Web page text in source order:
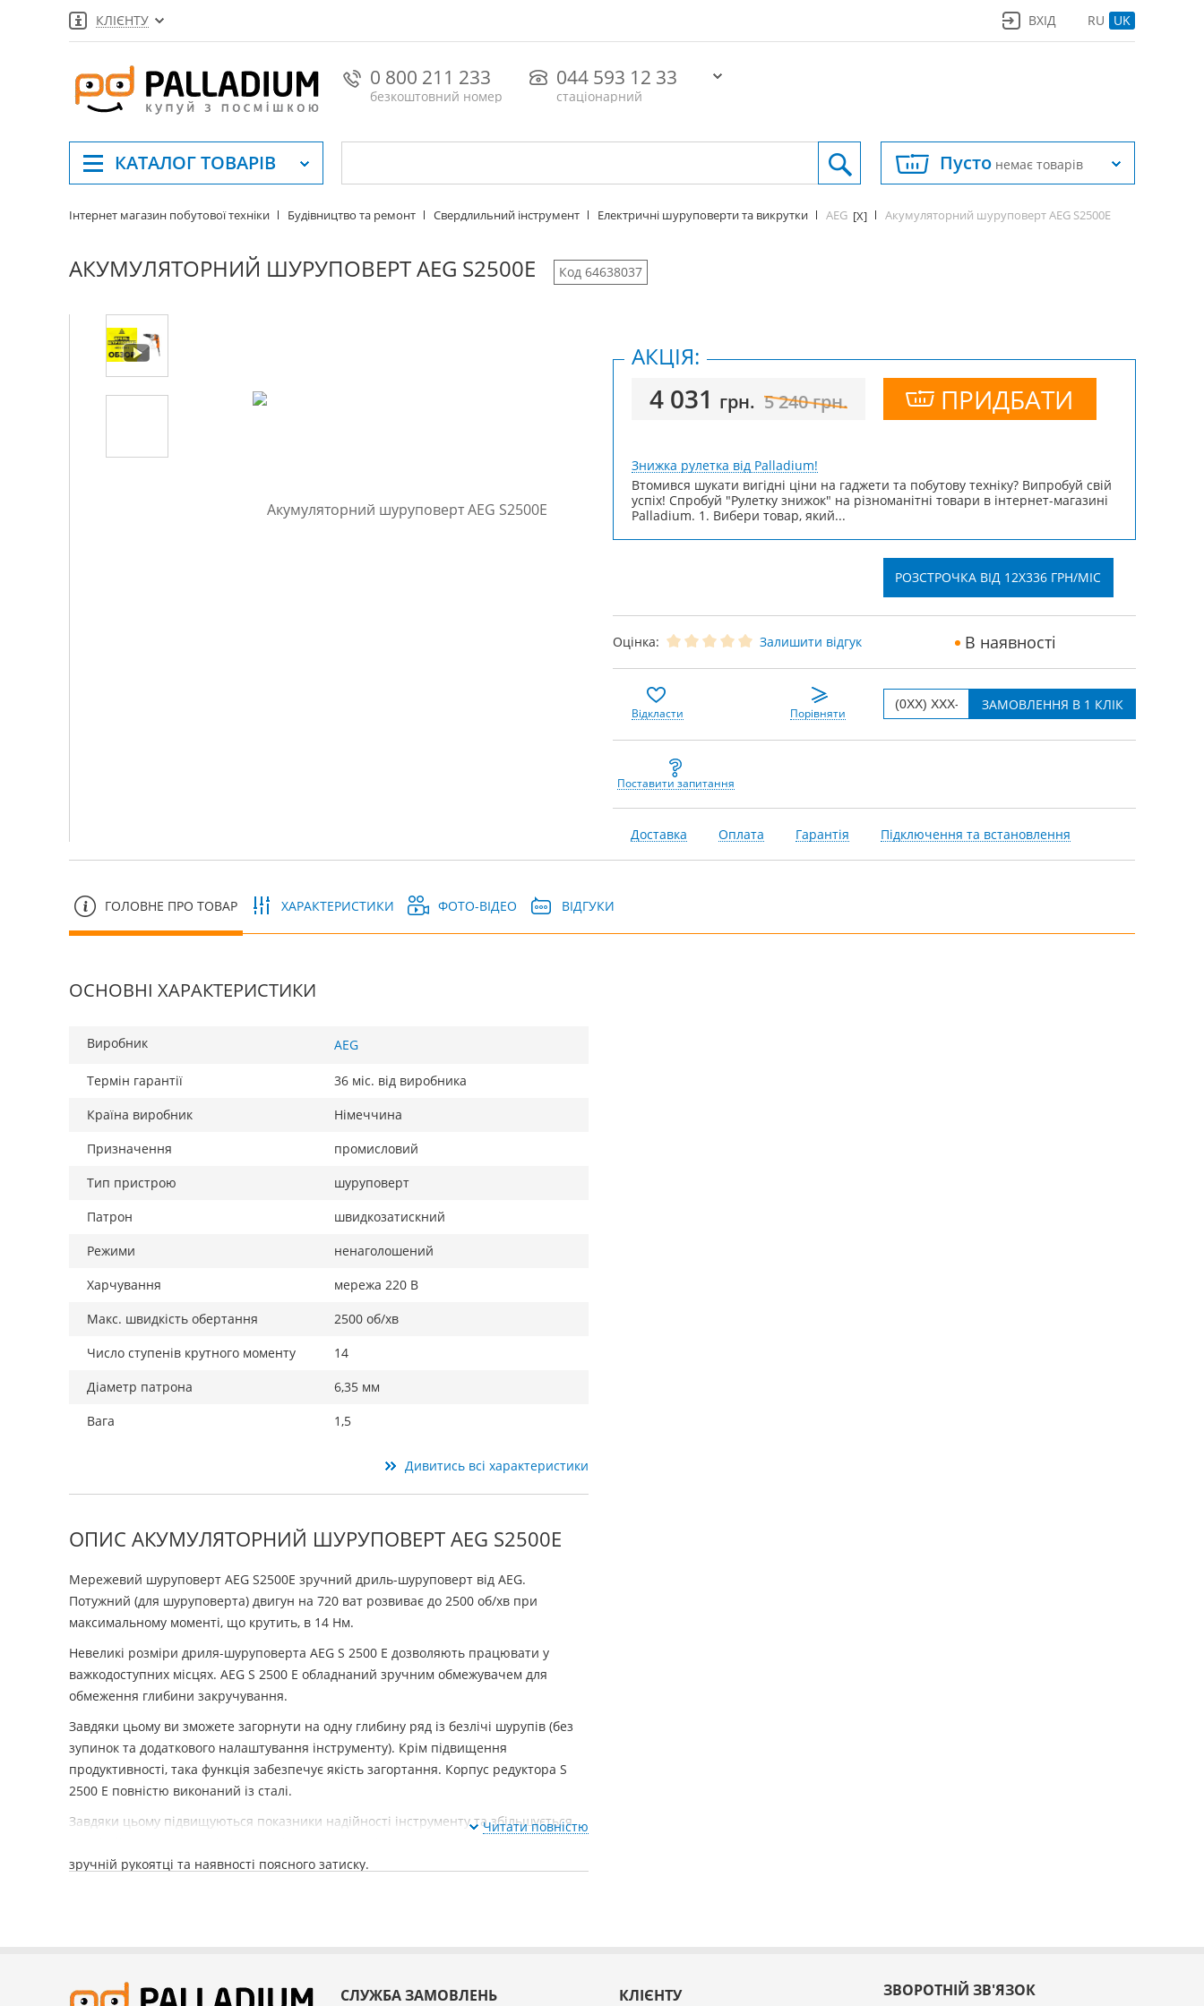
КЛІЄНТУ RU UK
ВХІД
0 800 211 233
безкоштовний номер
044 593 12 33
стаціонарний
КАТАЛОГТОВАРІВ Пусто немає товарів
Інтернет магазин побутової техніки Будівництво та ремонт Свердлильний інструмент Електричні шуруповерти та викрутки AEG [X] Акумуляторний шуруповерт AEG S2500Е
АКУМУЛЯТОРНИЙ ШУРУПОВЕРТ AEG S2500Е Код 64638037
4 031 грн. 5 240грн. ПРИДБАТИ
АКЦІЯ:
Знижка рулетка від Palladium!
Втомився шукати вигідні ціни на гаджети та побутову техніку? Випробуй свій
успіх! Спробуй "Рулетку знижок" на різноманітні товари в інтернет-магазині
Palladium. 1. Вибери товар, який...
РОЗСТРОЧКА ВІД 12X336 ГРН/МІС
Оцінка: Залишити відгук В наявності
Відкласти Порівняти
Поставити запитання
Доставка Оплата Гарантія Підключення та встановлення
ГОЛОВНЕ ПРО ТОВАР ХАРАКТЕРИСТИКИ ФОТО-ВІДЕО ВІДГУКИ
ОСНОВНІ ХАРАКТЕРИСТИКИ
Виробник AEG
Термін гарантії
36 міс. від виробника
Країна виробник
Німеччина
Призначення
промисловий
Тип пристрою
шуруповерт
Патрон
швидкозатискний
Режими
ненаголошений
Харчування
мережа 220 В
Макс. швидкість обертання
2500 об/хв
Число ступенів крутного моменту
14
Діаметр патрона
6,35 мм
Вага
1,5
Дивитись всі характеристики
ОПИС АКУМУЛЯТОРНИЙ ШУРУПОВЕРТ AEG S2500Е
Мережевий шуруповерт AEG S2500E зручний дриль-шуруповерт від AEG.
Потужний (для шуруповерта) двигун на 720 ват розвиває до 2500 об/хв при
максимальному моменті, що крутить, в 14 Нм.
Невеликі розміри дриля-шуруповерта AEG S 2500 E дозволяють працювати у
важкодоступних місцях. AEG S 2500 E обладнаний зручним обмежувачем для
обмеження глибини закручування.
Завдяки цьому ви зможете загорнути на одну глибину ряд із безлічі шурупів (без
зупинок та додаткового налаштування інструменту). Крім підвищення
продуктивності, така функція забезпечує якість загортання. Корпус редуктора S
2500 E повністю виконаний із сталі.
Завдяки цьому підвищуються показники надійності інструменту та збільшується
зручній рукоятці та наявності поясного затиску.
Читати повністю
СЛУЖБА ЗАМОВЛЕНЬ КЛІЄНТУ ЗВОРОТНІЙ ЗВ'ЯЗОК